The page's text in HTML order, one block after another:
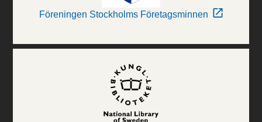
Föreningen Stockholms Företagsminnen